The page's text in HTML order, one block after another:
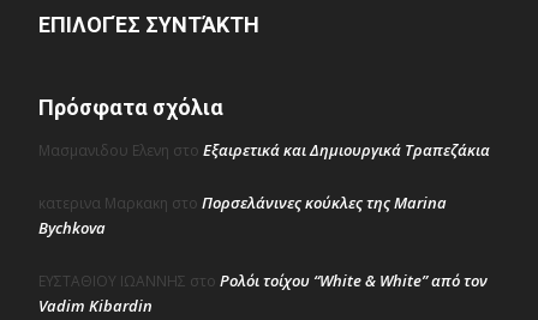
ΕΠΙΛΟΓΈΣ ΣΥΝΤΆΚΤΗ
Πρόσφατα σχόλια
Μασμανιδου Ελενη στο Εξαιρετικά και Δημιουργικά Τραπεζάκια
κατερινα Μαρκακη στο Πορσελάνινες κούκλες της Marina
Bychkova
ΕΥΣΤΑΘΙΟΥ ΙΩΑΝΝΗΣ στο Ρολόι τοίχου “White & White” από τον
Vadim Kibardin